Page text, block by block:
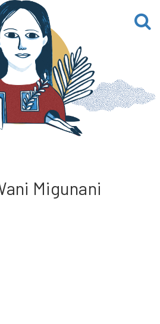
Migunani